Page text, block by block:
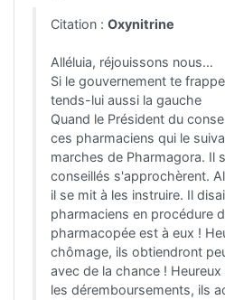
Citation : Oxynitrine
Alléluia, réjouissons nous…
Si le gouvernement te
tends-lui aussi la gauche
Quand le Président du
ces pharmaciens qui le
marches de Pharmagora. Il
conseillés s'approchèrent.
il se mit à les instruire. Il
pharmaciens en procédure
pharmacopée est à eux !
chômage, ils obtiendront
avec de la chance !
les déremboursements, ils